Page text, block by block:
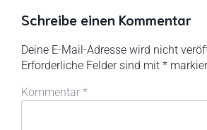
Schreibe einen Kommentar
Deine E-Mail-Adresse wird nicht
Erforderliche Felder sind mit *
Kommentar *